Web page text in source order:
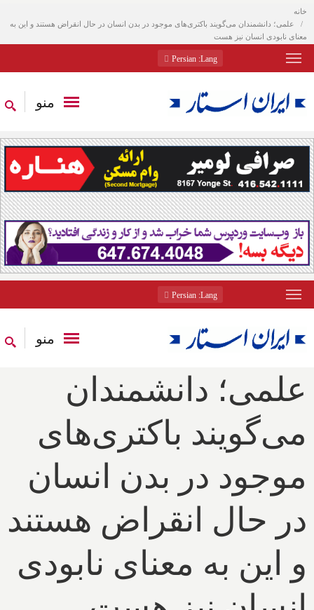
خانه
علمی؛ دانشمندان می‌گویند باکتری‌های موجود در بدن انسان در حال انقراض هستند و این به
معنای نابودی انسان نیز هست
Lang
: Persian
منو
Lang
: Persian
منو
علمی؛ دانشمندان
می‌گویند باکتری‌های
موجود در بدن انسان
در حال انقراض هستند
و این به معنای نابودی